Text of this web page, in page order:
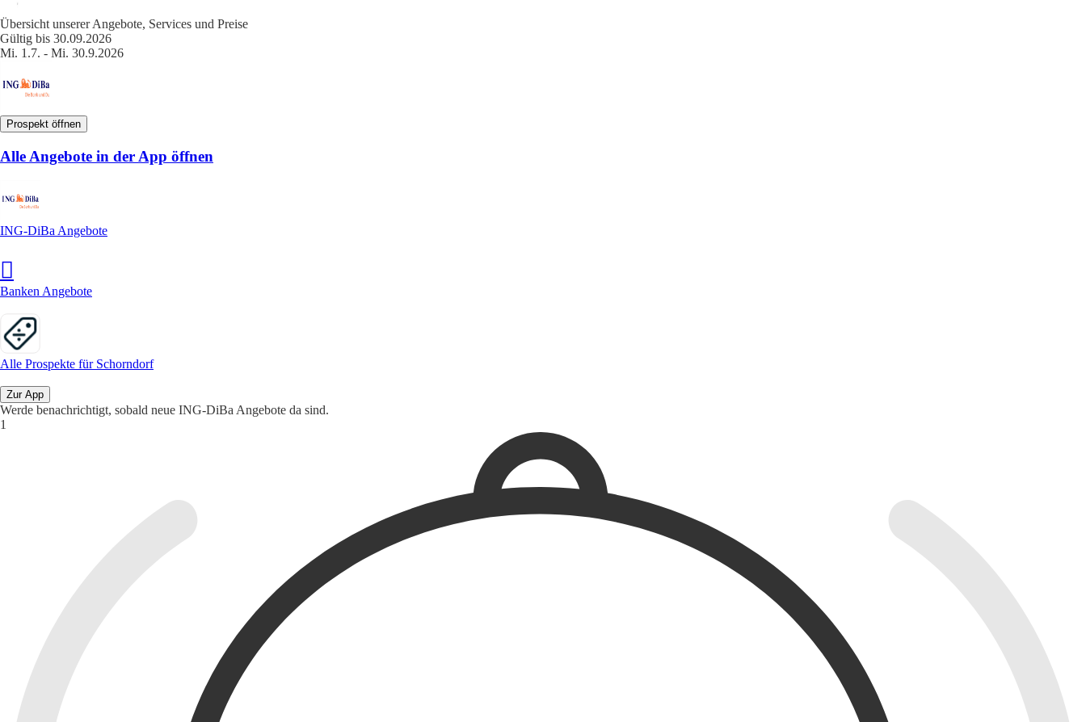
Übersicht unserer Angebote, Services und Preise
Gültig bis 30.09.2026
Mi. 1.7. - Mi. 30.9.2026
Prospekt öffnen
Alle Angebote in der App öffnen
ING-DiBa Angebote
Banken Angebote
Alle Prospekte für Schorndorf
Zur App
Werde benachrichtigt, sobald neue ING-DiBa Angebote da sind.